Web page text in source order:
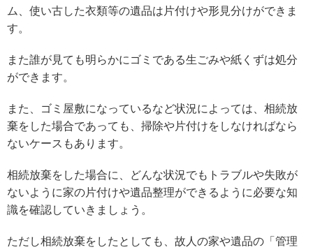
ム、使い古した衣類等の遺品は片付けや形見分けができま
す。
また誰が見ても明らかにゴミである生ごみや紙くずは処分
ができます。
また、ゴミ屋敷になっているなど状況によっては、相続放
棄をした場合であっても、掃除や片付けをしなければなら
ないケースもあります。
相続放棄をした場合に、どんな状況でもトラブルや失敗が
ないように家の片付けや遺品整理ができるように必要な知
識を確認していきましょう。
ただし相続放棄をしたとしても、故人の家や遺品の「管理